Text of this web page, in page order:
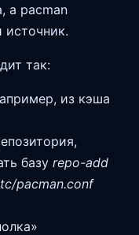
а pacman
источник.
так:
из кэша
базу repo-add
pacman.conf